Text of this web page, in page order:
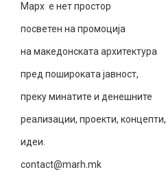
Марх е нет простор
посветен на промоција
на македонската архитектура
пред пошироката јавност,
преку минатите и денешните
реализации, проекти, концепти,
идеи.
contact@marh.mk